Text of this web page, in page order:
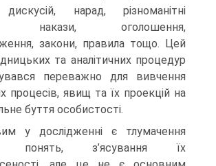
нарад, різноманітні
накази, оголошення,
закони, правила тощо. Цей
та аналітичних процедур
переважно для вивчення
процесів, явищ та їх проекцій на
буття особистості.
у дослідженні є тлумачення
понять, з’ясування їх